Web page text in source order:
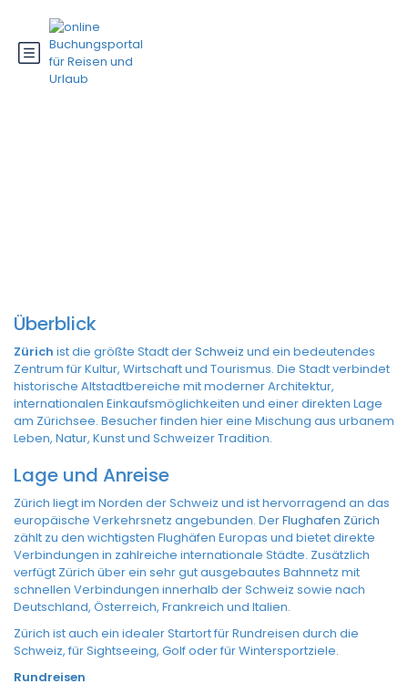
Überblick
Zürich ist die größte Stadt derSchweiz und ein bedeutendes
Zentrum für Kultur, Wirtschaft und Tourismus. Die Stadt verbindet
historische Altstadtbereiche mit moderner Architektur,
internationalen Einkaufsmöglichkeiten und einer direkten Lage
am Zürichsee. Besucher finden hier eine Mischung aus urbanem
Leben, Natur, Kunst und Schweizer Tradition.
Lage und Anreise
Zürich liegt im Norden der Schweiz und ist hervorragend an das
europäische Verkehrsnetz angebunden. DerFlughafen Zürich
zählt zu den wichtigsten Flughäfen Europas und bietet direkte
Verbindungen in zahlreiche internationale Städte. Zusätzlich
verfügt Zürich über ein sehr gut ausgebautes Bahnnetz mit
schnellen Verbindungen innerhalb der Schweiz sowie nach
Deutschland, Österreich, Frankreich und Italien.
Zürich ist auch ein idealer Startort für Rundreisen durch die
Schweiz, für Sightseeing, Golf oder für Wintersportziele.
Rundreisen